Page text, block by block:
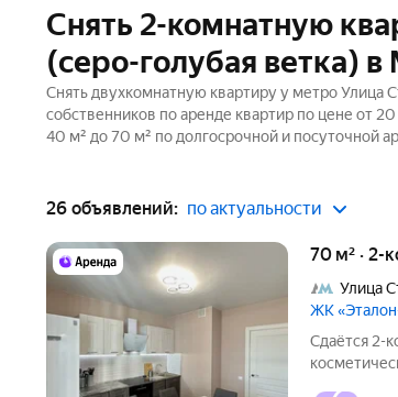
Снять 2-комнатную
(серо-голубая ветка)
Снять двухкомнатную квартиру у метро Улица
собственников по аренде квартир по цене от
40 м² до 70 м² по долгосрочной и посуточной
26 объявлений: по актуальности
70 м² ·
Улица
ЖК
Сдаётся 2-